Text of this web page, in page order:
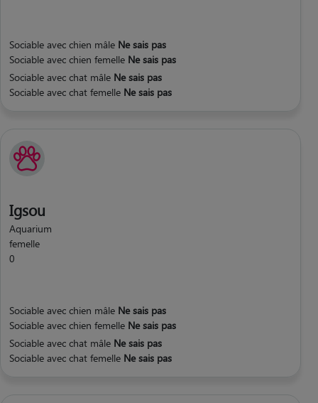
Sociable avec chien mâle Ne sais pas
Sociable avec chien femelle Ne sais pas
Sociable avec chat mâle Ne sais pas
Sociable avec chat femelle Ne sais pas
Igsou
Aquarium
femelle
0
Sociable avec chien mâle Ne sais pas
Sociable avec chien femelle Ne sais pas
Sociable avec chat mâle Ne sais pas
Sociable avec chat femelle Ne sais pas